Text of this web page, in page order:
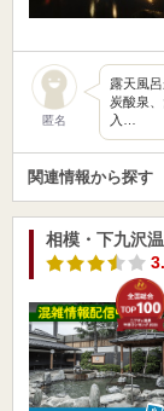
匿名
露天風
炭酸泉
入…
関連情報から探す
相模・下九沢